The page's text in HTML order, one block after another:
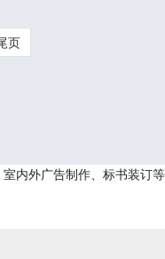
页
内外广告制作、标书装订